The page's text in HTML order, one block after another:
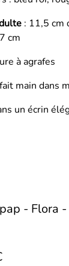
: 11,5 cm
cm
à agrafes
main dans
un écrin
- Flora